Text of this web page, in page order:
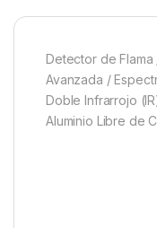
Detector de
Avanzada /
Doble Infrarrojo
Aluminio Libre de